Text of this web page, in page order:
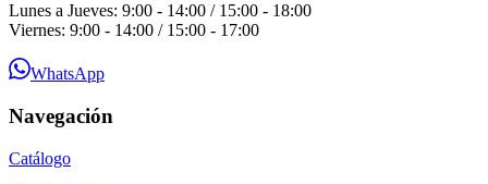
Lunes a Jueves: 9:00 - 14:00 / 15:00 - 18:00
Viernes: 9:00 - 14:00 / 15:00 - 17:00
WhatsApp
Navegación
Catálogo